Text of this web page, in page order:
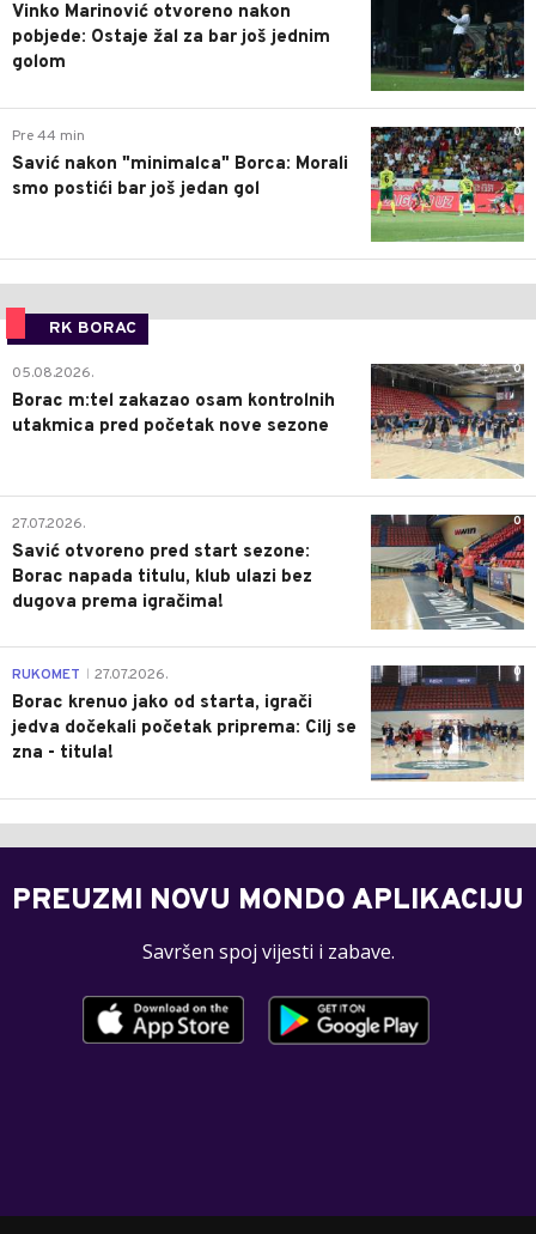
Vinko Marinović otvoreno nakon
pobjede: Ostaje žal za bar još jednim
golom
0
Pre 44 min
Savić nakon "minimalca" Borca: Morali
smo postići bar još jedan gol
RK BORAC
0
05.08.2026.
Borac m:tel zakazao osam kontrolnih
utakmica pred početak nove sezone
0
27.07.2026.
Savić otvoreno pred start sezone:
Borac napada titulu, klub ulazi bez
dugova prema igračima!
0
RUKOMET 27.07.2026.
Borac krenuo jako od starta, igrači
jedva dočekali početak priprema: Cilj se
zna - titula!
PREUZMI NOVU MONDO APLIKACIJU
Savršen spoj vijesti i zabave.